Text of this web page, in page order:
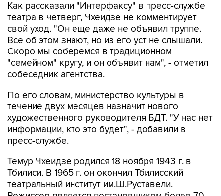
Как рассказали "Интерфаксу" в пресс-службе
театра в четверг, Чхеидзе не комментирует
свой уход. "Он еще даже не объявил труппе.
Все об этом знают, но из его уст не слышали.
Скоро мы соберемся в традиционном
"семейном" кругу, и он объявит нам", - отметил
собеседник агентства.
По его словам, министерство культуры в
течение двух месяцев назначит нового
художественного руководителя БДТ. "У нас нет
информации, кто это будет", - добавили в
пресс-службе.
Темур Чхеидзе родился 18 ноября 1943 г. в
Тбилиси. В 1965 г. он окончил Тбилисский
театральный институт им.Ш.Руставели.